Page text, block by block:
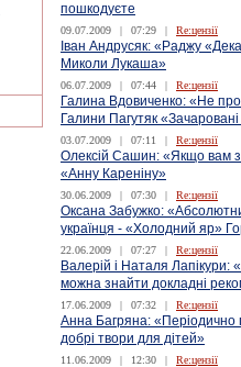
пошкодуєте
09.07.2009 | 07:29 | Re:цензії
Іван Андрусяк: «Раджу
Миколи Лукаша»
06.07.2009 | 07:44 | Re:цензії
Галина Вдовиченко: «Не
Галини Пагутяк
03.07.2009 | 07:11 | Re:цензії
Олексій Сашин: «Якщо вам
«Анну Кареніну»
30.06.2009 | 07:30 | Re:цензії
Оксана Забужко:
українця - «Холодний яр»
22.06.2009 | 07:27 | Re:цензії
Валерій і Наталя
можна знайти докладні
17.06.2009 | 07:32 | Re:цензії
Анна Багряна: «Періодично
добрі твори для дітей»
11.06.2009 | 12:30 | Re:цензії